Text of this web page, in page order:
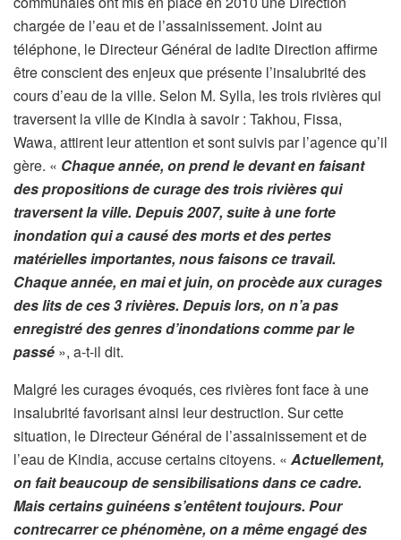
chargée de l’eau et de l’assainissement. Joint au
téléphone, le Directeur Général de ladite Direction affirme
être conscient des enjeux que présente l’insalubrité des
cours d’eau de la ville. Selon M. Sylla, les trois rivières qui
traversent la ville de Kindia à savoir : Takhou, Fissa,
Wawa, attirent leur attention et sont suivis par l’agence qu’il
gère. « Chaque année, on prend le devant en faisant
des propositions de curage des trois rivières qui
traversent la ville. Depuis 2007, suite à une forte
inondation qui a causé des morts et des pertes
matérielles importantes, nous faisons ce travail.
Chaque année, en mai et juin, on procède aux curages
des lits de ces 3 rivières. Depuis lors, on n’a pas
enregistré des genres d’inondations comme par le
passé », a-t-il dit.
Malgré les curages évoqués, ces rivières font face à une
insalubrité favorisant ainsi leur destruction. Sur cette
situation, le Directeur Général de l’assainissement et de
l’eau de Kindia, accuse certains citoyens. « Actuellement,
on fait beaucoup de sensibilisations dans ce cadre.
Mais certains guinéens s’entêtent toujours. Pour
contrecarrer ce phénomène, on a même engagé des